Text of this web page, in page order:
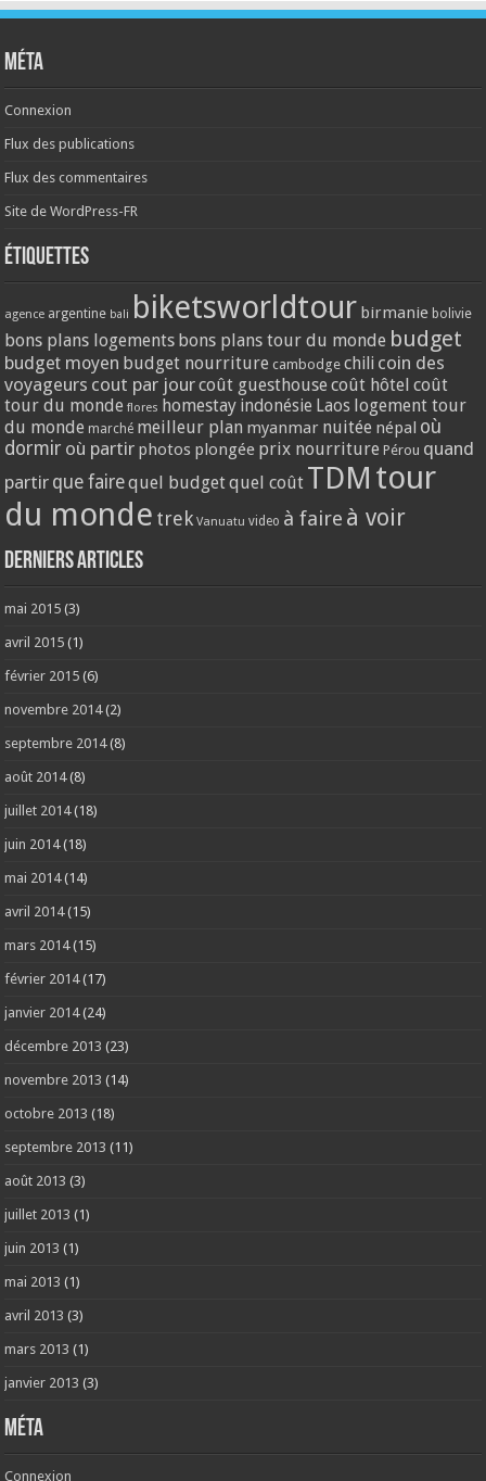
Méta
Connexion
Flux des publications
Flux des commentaires
Site de WordPress-FR
Étiquettes
agence argentine bali biketsworldtour birmanie bolivie
bons plans logements bons plans tour du monde budget
budget moyen budget nourriture cambodge chili coin des
voyageurs cout par jourcoût guesthouse coût hôtel coût
tour du monde flores homestay indonésie Laos logement tour
du monde marché meilleur plan myanmar nuitée népal où
dormir où partir photos plongée prix nourriture Pérou quand
partir que fairequel budgetquel coût TDM tour
du monde trek Vanuatu video à faire à voir
Derniers articles
mai 2015 (3)
avril 2015 (1)
février 2015 (6)
novembre 2014(2)
septembre 2014(8)
août 2014(8)
juillet 2014(18)
juin 2014(18)
mai 2014(14)
avril 2014(15)
mars 2014(15)
février 2014(17)
janvier 2014(24)
décembre 2013 (23)
novembre 2013 (14)
octobre 2013 (18)
septembre 2013 (11)
août 2013 (3)
juillet 2013 (1)
juin 2013 (1)
mai 2013 (1)
avril 2013 (3)
mars 2013 (1)
janvier 2013 (3)
Méta
Connexion